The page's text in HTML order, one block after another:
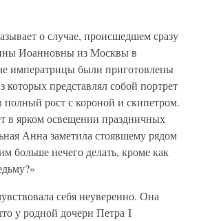
о случае, происшедшем сразу
Иоанновны из Москвы в
императрицы были приготовлены
которых представлял собой портрет
рост с короной и скипетром.
в ярком освещении праздничных
Анна заметила стоявшему рядом
больше нечего делать, кроме как
себя неуверенно. Она
у родной дочери Петра I